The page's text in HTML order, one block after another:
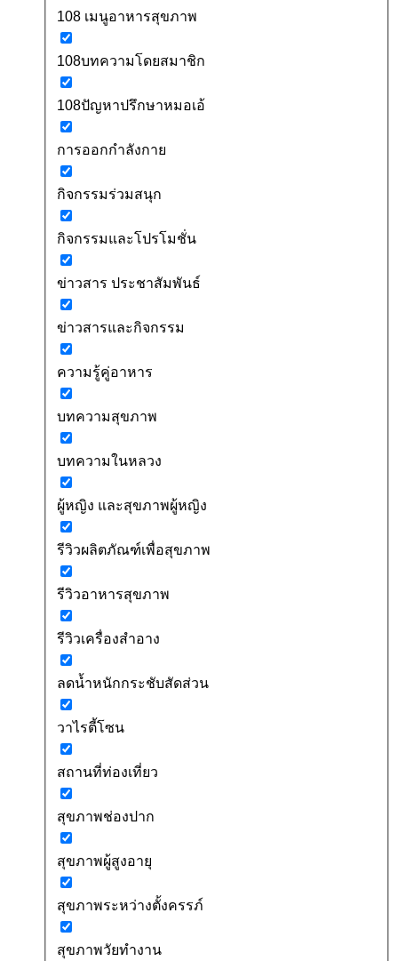
108 เมนูอาหารสุขภาพ
108บทความโดยสมาชิก
108ปัญหาปรึกษาหมอเอ้
การออกกำลังกาย
กิจกรรมร่วมสนุก
กิจกรรมและโปรโมชั่น
ข่าวสาร ประชาสัมพันธ์
ข่าวสารและกิจกรรม
ความรู้คู่อาหาร
บทความสุขภาพ
บทความในหลวง
ผู้หญิง และสุขภาพผู้หญิง
รีวิวผลิตภัณฑ์เพื่อสุขภาพ
รีวิวอาหารสุขภาพ
รีวิวเครื่องสำอาง
ลดน้ำหนักกระชับสัดส่วน
วาไรตี้โซน
สถานที่ท่องเที่ยว
สุขภาพช่องปาก
สุขภาพผู้สูงอายุ
สุขภาพระหว่างตั้งครรภ์
สุขภาพวัยทำงาน